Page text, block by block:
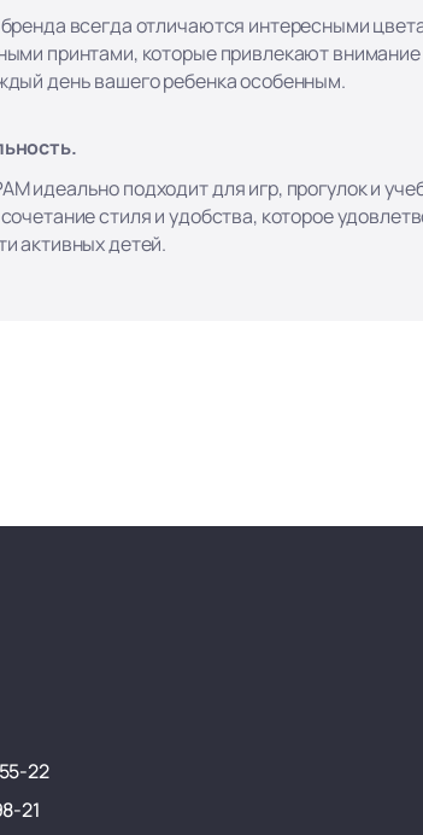
всегда отличаются интересными
принтами, которые привлекают внимание
день вашего ребенка особенным.
идеально подходит для игр, прогулок и
стиля и удобства, которое
активных детей.
22
21